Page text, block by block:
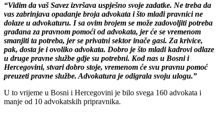
“Vidim da vaš Savez izvršava uspješno svoje zadatke. Ne treba da
vas zabrinjava opadanje broja advokata i što mlađi pravnici ne
dolaze u advokaturu. I sa ovim brojem se može zadovoljiti potreba
građana za pravnom pomoći od advokata, jer će se vremenom
smanjiti ta potreba, jer se privatni sektor inače gasi. Za krivice,
pak, dosta je i ovoliko advokata. Dobro je što mladi kadrovi odlaze
u druge pravne službe gdje su potrebni. Kod nas u Bosni i
Hercegovini, stvari dobro stoje, vremenom će svu pravnu pomoć
preuzeti pravne službe. Advokatura je odigrala svoju ulogu.”
U to vrijeme u Bosni i Hercegovini je bilo svega 160 advokata i
manje od 10 advokatskih pripravnika.